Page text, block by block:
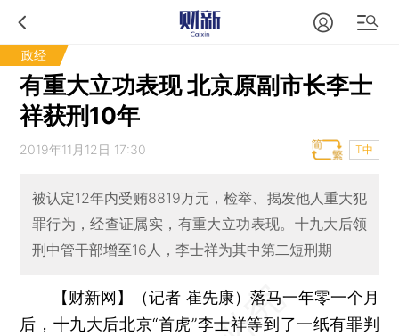
政经
有重大立功表现 北京原副市长李士
祥获刑10年
2019年11月12日 17:30 T中
被认定12年内受贿8819万元，检举、揭发他人重大犯
罪行为，经查证属实，有重大立功表现。十九大后领
刑中管干部增至16人，李士祥为其中第二短刑期
【财新网】（记者 崔先康） 落马一年零一个月
后，十九大后北京“首虎”李士祥等到了一纸有罪判